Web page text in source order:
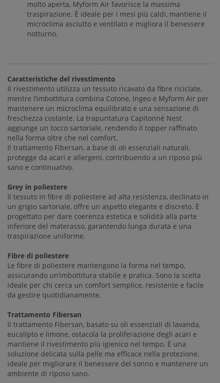
molto aperta, Myform Air favorisce la massima
traspirazione. È ideale per i mesi più caldi, mantiene il
microclima asciutto e ventilato e migliora il benessere
notturno.
Caratteristiche del rivestimento
Il rivestimento utilizza un tessuto ricavato da fibre riciclate,
mentre l’imbottitura combina Cotone, Ingeo e Myform Air per
mantenere un microclima equilibrato e una sensazione di
freschezza costante. La trapuntatura Capitonné Nest
aggiunge un tocco sartoriale, rendendo il topper raffinato
nella forma oltre che nel comfort.
Il trattamento Fibersan, a base di oli essenziali naturali,
protegge da acari e allergeni, contribuendo a un riposo più
sano e continuativo.
Grey in poliestere
Il tessuto in fibre di poliestere ad alta resistenza, declinato in
un grigio sartoriale, offre un aspetto elegante e discreto. È
progettato per dare coerenza estetica e solidità alla parte
inferiore del materasso, garantendo lunga durata e una
traspirazione uniforme.
Fibre di poliestere
Le fibre di poliestere mantengono la forma nel tempo,
assicurando un’imbottitura stabile e pratica. Sono la scelta
ideale per chi cerca un comfort semplice, resistente e facile
da gestire quotidianamente.
Trattamento Fibersan
Il trattamento Fibersan, basato su oli essenziali di lavanda,
eucalipto e limone, ostacola la proliferazione degli acari e
mantiene il rivestimento più igienico nel tempo. È una
soluzione delicata sulla pelle ma efficace nella protezione,
ideale per migliorare il benessere del sonno e mantenere un
ambiente di riposo sano.